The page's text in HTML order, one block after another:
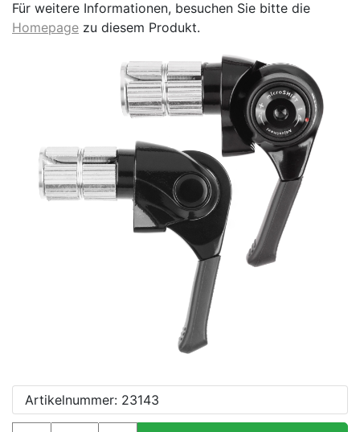
Für weitere Informationen, besuchen Sie bitte die
Homepage zu diesem Produkt.
Artikelnummer: 23143